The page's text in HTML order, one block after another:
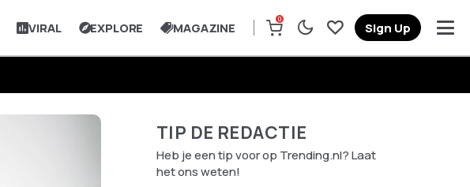
VIRAL EXPLORE MAGAZINE
0
Sign Up
TIP DE REDACTIE
Heb je een tip voor op Trending.nl? Laat
het ons weten!